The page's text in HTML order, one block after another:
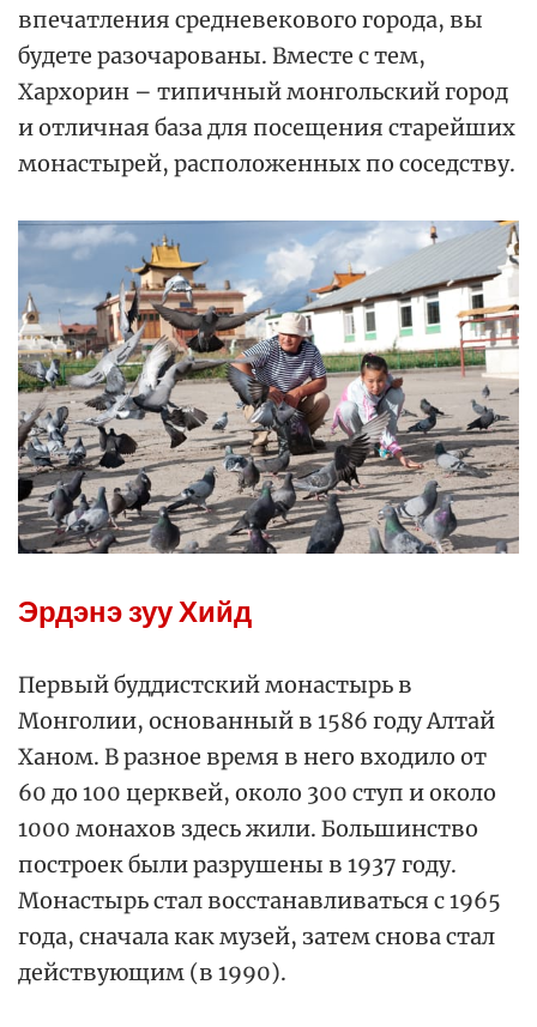
впечатления средневекового города, вы
будете разочарованы. Вместе с тем,
Хархорин – типичный монгольский город
и отличная база для посещения старейших
монастырей, расположенных по соседству.
Эрдэнэ зуу Хийд
Первый буддистский монастырь в
Монголии, основанный в 1586 году Алтай
Ханом. В разное время в него входило от
60 до 100 церквей, около 300 ступ и около
1000 монахов здесь жили. Большинство
построек были разрушены в 1937 году.
Монастырь стал восстанавливаться с 1965
года, сначала как музей, затем снова стал
действующим (в 1990).